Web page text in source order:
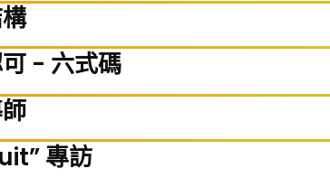
- 六式碼
專訪